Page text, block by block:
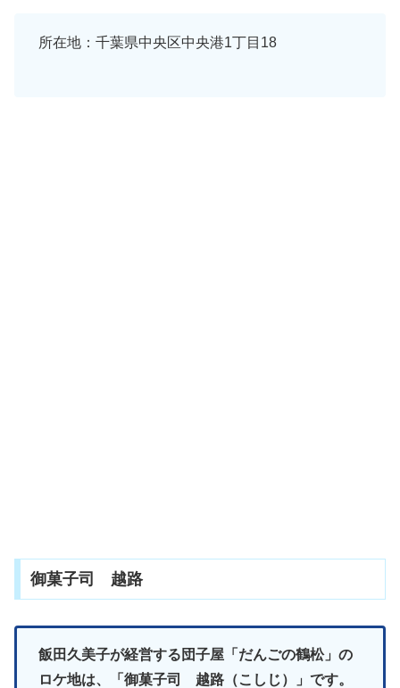
所在地：千葉県中央区中央港1丁目18
御菓子司 越路
飯田久美子が経営する団子屋「だんごの鶴松」の
ロケ地は、「御菓子司 越路（こしじ）」です。